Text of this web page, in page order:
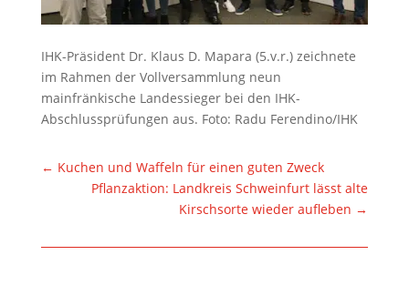
IHK-Präsident Dr. Klaus D. Mapara (5.v.r.) zeichnete
im Rahmen der Vollversammlung neun
mainfränkische Landessieger bei den IHK-
Abschlussprüfungen aus. Foto: Radu Ferendino/IHK
← Kuchen und Waffeln für einen guten Zweck
Pflanzaktion: Landkreis Schweinfurt lässt alte
Kirschsorte wieder aufleben →